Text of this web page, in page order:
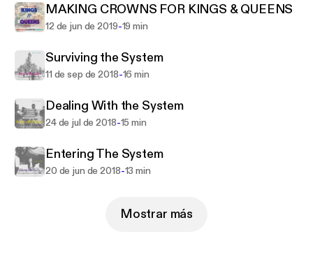
on the realities of being in foster care and how
those listening can participate in the system as a
http://junketnyc.org/
MAKING CROWNS FOR KINGS & QUEENS
12 de jun de 2019-19 min
Surviving the System
11 de sep de 2018-16 min
Dealing With the System
24 de jul de 2018-15 min
Entering The System
20 de jun de 2018-13 min
Mostrar más